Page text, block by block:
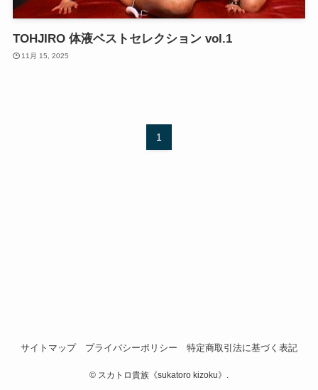
TOHJIRO 体液ベストセレクション vol.1
11月 15, 2025
1
サイトマップ プライバシーポリシー 特定商取引法に基づく表記
© スカトロ貴族《sukatoro kizoku》.